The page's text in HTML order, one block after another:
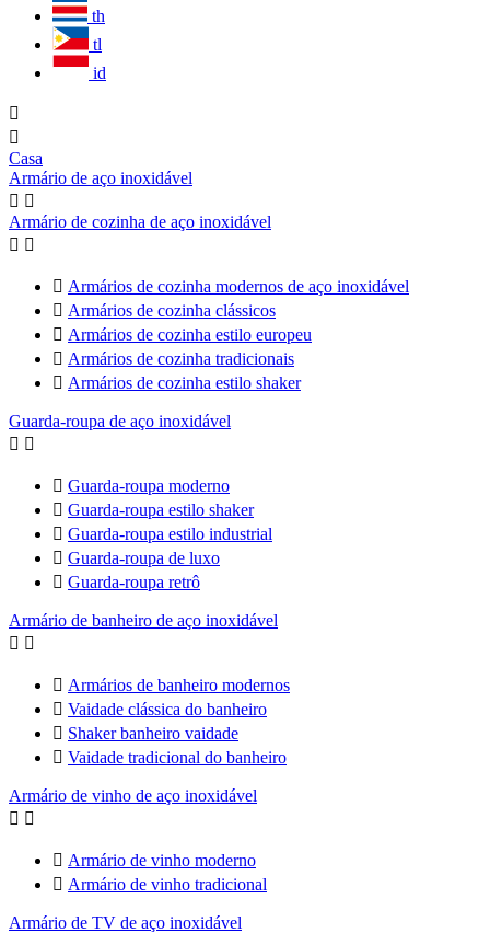
th
tl
id


Casa
Armário de aço inoxidável
 
Armário de cozinha de aço inoxidável
 
 Armários de cozinha modernos de aço inoxidável
 Armários de cozinha clássicos
 Armários de cozinha estilo europeu
 Armários de cozinha tradicionais
 Armários de cozinha estilo shaker
Guarda-roupa de aço inoxidável
 
 Guarda-roupa moderno
 Guarda-roupa estilo shaker
 Guarda-roupa estilo industrial
 Guarda-roupa de luxo
 Guarda-roupa retrô
Armário de banheiro de aço inoxidável
 
 Armários de banheiro modernos
 Vaidade clássica do banheiro
 Shaker banheiro vaidade
 Vaidade tradicional do banheiro
Armário de vinho de aço inoxidável
 
 Armário de vinho moderno
 Armário de vinho tradicional
Armário de TV de aço inoxidável